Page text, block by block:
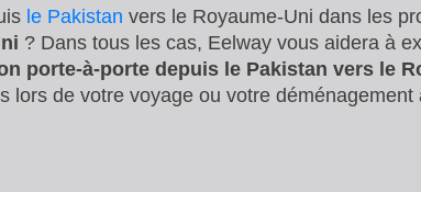
le Pakistan vers le Royaume-Uni dans les
? Dans tous les cas, Eelway vous aidera à
porte-à-porte depuis le Pakistan vers le
lors de votre voyage ou votre